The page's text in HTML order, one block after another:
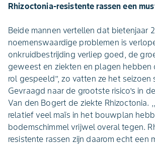
Rhizoctonia-resistente rassen een
Beide mannen vertellen dat bietenjaar
noemenswaardige problemen is
onkruidbestrijding verliep goed, de
geweest en ziekten en plagen hebben
rol gespeeld’’, zo vatten ze het seizoen
Gevraagd naar de grootste risico’s in
Van den Bogert de ziekte Rhizoctonia.
relatief veel maïs in het bouwplan
bodemschimmel vrijwel overal tegen.
resistente rassen zijn daarom echt een